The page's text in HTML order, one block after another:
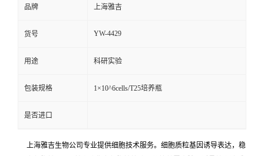
品牌 上海雅吉
货号 YW-4429
用途 科研实验
包装规格 1×10^6cells/T25培养瓶
是否进口
上海雅吉生物公司专业提供细胞技术服务。细胞质粒基因诱导表达，稳